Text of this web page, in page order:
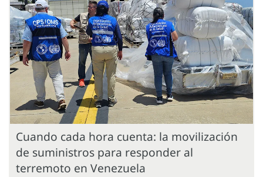
Cuando cada hora cuenta: la movilización
de suministros para responder al
terremoto en Venezuela